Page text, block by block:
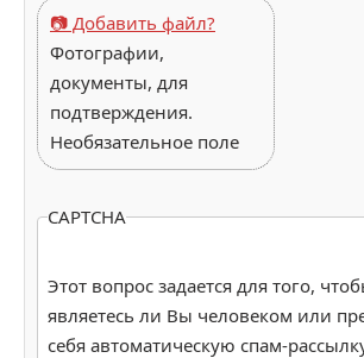
📷 Добавить файл?
Фотографии,
документы, для
подтверждения.
Необязательное поле
CAPTCHA
Этот вопрос задается для того,
являетесь ли Вы человеком или
себя автоматическую спам-